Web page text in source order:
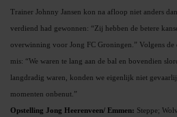
Trainer Johnny Jansen kon na afloop niet anders
verdiend had gewonnen: “Zij hebben de betere
overwinning voor Jong FC Groningen.” Volgens de
mis: “We waren te lang aan de bal en bovendien
langdradig waren, konden we eigenlijk niet
momenten onbenut.”
Opstelling Jong Heerenveen/ Emmen: Steppe;